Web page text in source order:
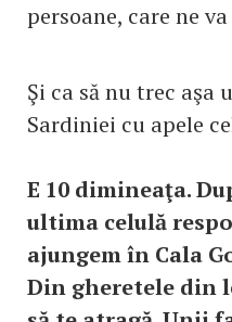
persoane, care ne
Şi ca să nu trec aşa
Sardiniei cu apele
E 10 dimineaţa.
ultima celulă
ajungem în Cala
Din gheretele din